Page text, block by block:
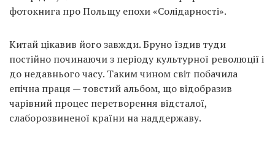
фотокнига про Польщу епохи «Солідарності».
Китай цікавив його завжди. Бруно їздив туди
постійно починаючи з періоду культурної революції і
до недавнього часу. Таким чином світ побачила
епічна праця — товстий альбом, що відобразив
чарівний процес перетворення відсталої,
слаборозвиненої країни на наддержаву.